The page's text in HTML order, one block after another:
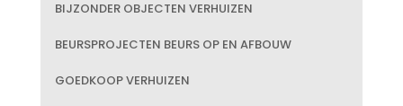
BIJZONDER OBJECTEN VERHUIZEN
BEURSPROJECTEN BEURS OP EN AFBOUW
GOEDKOOP VERHUIZEN